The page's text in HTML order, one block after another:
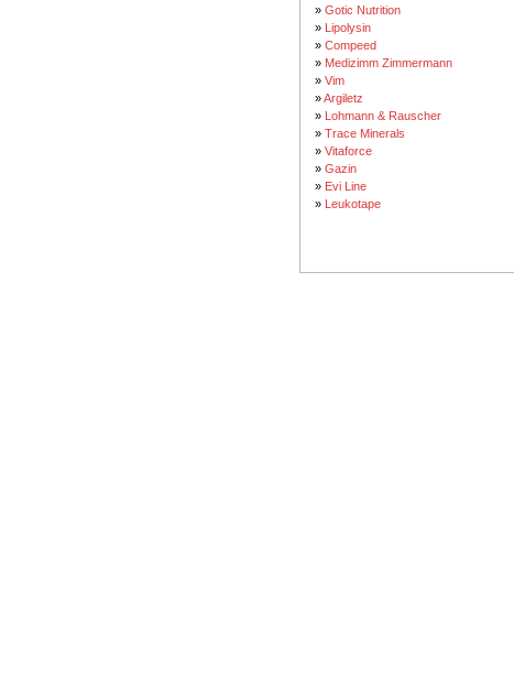
» Gotic Nutrition
» Lipolysin
» Compeed
» Medizimm Zimmermann
» Vim
»Argiletz
» Lohmann & Rauscher
» Trace Minerals
» Vitaforce
» Gazin
» Evi Line
» Leukotape